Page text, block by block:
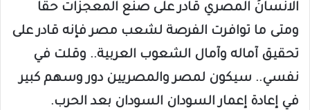
الانسانُ المصري قادر على صنع المعجزات حقا
ومتى ما توافرت الفرصة لشعب مصر فإنه قادر على
تحقيق آماله وآمال الشعوب العربية.. وقلت في
نفسي.. سيكون لمصر والمصريين دور وسهم كبير
في إعادة إعمار السودان السودان بعد الحرب.